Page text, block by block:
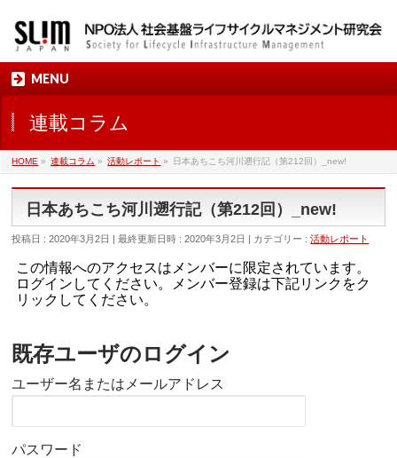
MENU
連載コラム
HOME » 連載コラム » 活動レポート » 日本あちこち河川遡行記（第212回）_new!
日本あちこち河川遡行記（第212回）_new!
投稿日 : 2020年3月2日 最終更新日時 : 2020年3月2日 カテゴリー :活動レポート
この情報へのアクセスはメンバーに限定されています。
ログインしてください。メンバー登録は下記リンクをク
リックしてください。
既存ユーザのログイン
ユーザー名またはメールアドレス
パスワード